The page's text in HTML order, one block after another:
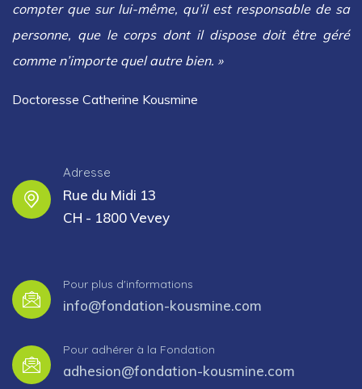
compter que sur lui-même, qu’il est responsable de sa
personne, que le corps dont il dispose doit être géré
comme n’importe quel autre bien. »
Doctoresse Catherine Kousmine
Adresse
Rue du Midi 13
CH - 1800 Vevey
Pour plus d'informations
info@fondation-kousmine.com
Pour adhérer à la Fondation
adhesion@fondation-kousmine.com